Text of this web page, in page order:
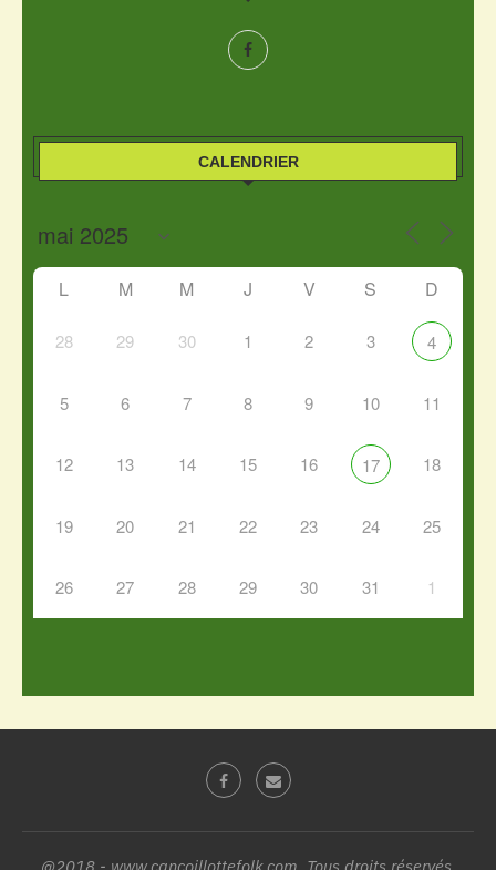
CALENDRIER
L M M J V S D
28 29 30 1 2 3 4
5 6 7 8 9 10 11
12 13 14 15 16 17 18
19 20 21 22 23 24 25
26 27 28 29 30 31 1
@2018 - www.cancoillottefolk.com. Tous droits réservés.